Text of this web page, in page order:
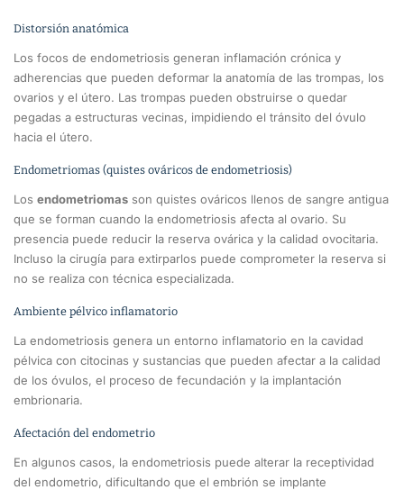
Distorsión anatómica
Los focos de endometriosis generan inflamación crónica y
adherencias que pueden deformar la anatomía de las trompas, los
ovarios y el útero. Las trompas pueden obstruirse o quedar
pegadas a estructuras vecinas, impidiendo el tránsito del óvulo
hacia el útero.
Endometriomas (quistes ováricos de endometriosis)
Los endometriomas son quistes ováricos llenos de sangre antigua
que se forman cuando la endometriosis afecta al ovario. Su
presencia puede reducir la reserva ovárica y la calidad ovocitaria.
Incluso la cirugía para extirparlos puede comprometer la reserva si
no se realiza con técnica especializada.
Ambiente pélvico inflamatorio
La endometriosis genera un entorno inflamatorio en la cavidad
pélvica con citocinas y sustancias que pueden afectar a la calidad
de los óvulos, el proceso de fecundación y la implantación
embrionaria.
Afectación del endometrio
En algunos casos, la endometriosis puede alterar la receptividad
del endometrio, dificultando que el embrión se implante